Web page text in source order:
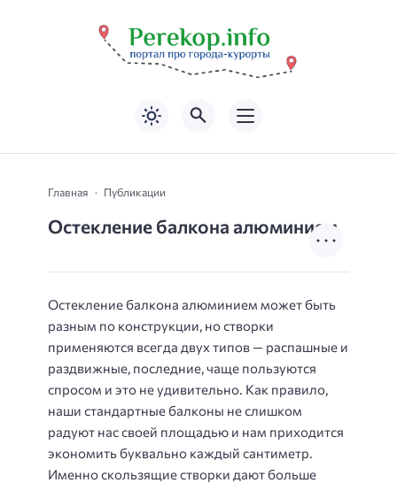
Главная Публикации
Остекление балкона алюминием
Остекление балкона алюминием может быть
разным по конструкции, но створки
применяются всегда двух типов — распашные и
раздвижные, последние, чаще пользуются
спросом и это не удивительно. Как правило,
наши стандартные балконы не слишком
радуют нас своей площадью и нам приходится
экономить буквально каждый сантиметр.
Именно скользящие створки дают больше